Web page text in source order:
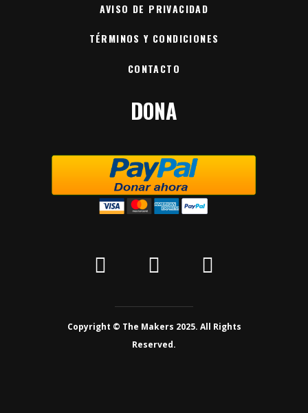
AVISO DE PRIVACIDAD
TÉRMINOS Y CONDICIONES
CONTACTO
DONA
Copyright © The Makers 2025. All Rights
Reserved.